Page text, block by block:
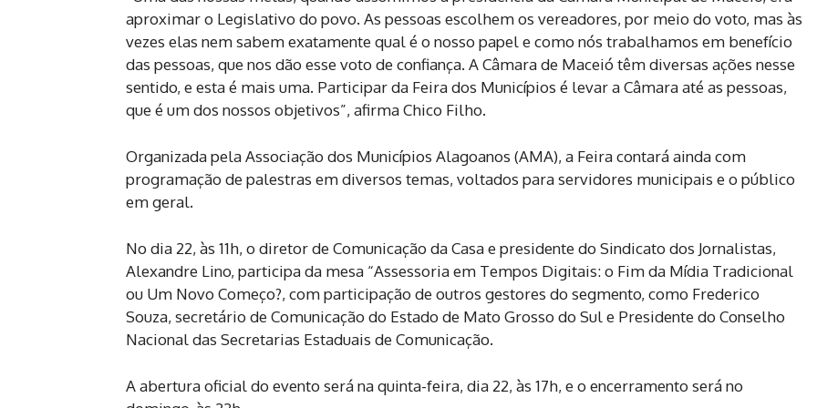
aproximar o Legislativo do povo. As pessoas escolhem os vereadores, por meio do voto, mas às
vezes elas nem sabem exatamente qual é o nosso papel e como nós trabalhamos em benefício
das pessoas, que nos dão esse voto de confiança. A Câmara de Maceió têm diversas ações nesse
sentido, e esta é mais uma. Participar da Feira dos Municípios é levar a Câmara até as pessoas,
que é um dos nossos objetivos”, afirma Chico Filho.
Organizada pela Associação dos Municípios Alagoanos (AMA), a Feira contará ainda com
programação de palestras em diversos temas, voltados para servidores municipais e o público
em geral.
No dia 22, às 11h, o diretor de Comunicação da Casa e presidente do Sindicato dos Jornalistas,
Alexandre Lino, participa da mesa “Assessoria em Tempos Digitais: o Fim da Mídia Tradicional
ou Um Novo Começo?, com participação de outros gestores do segmento, como Frederico
Souza, secretário de Comunicação do Estado de Mato Grosso do Sul e Presidente do Conselho
Nacional das Secretarias Estaduais de Comunicação.
A abertura oficial do evento será na quinta-feira, dia 22, às 17h, e o encerramento será no